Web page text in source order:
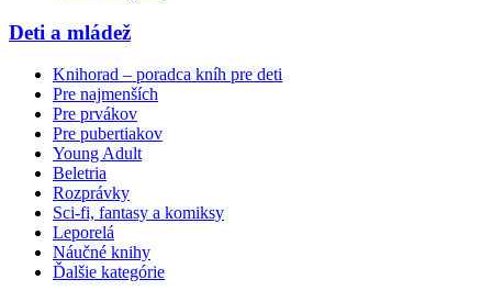
Deti a mládež
Knihorad – poradca kníh pre deti
Pre najmenších
Pre prvákov
Pre pubertiakov
Young Adult
Beletria
Rozprávky
Sci-fi, fantasy a komiksy
Leporelá
Náučné knihy
Ďalšie kategórie